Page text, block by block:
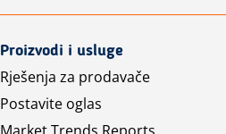
Proizvodi i usluge
Rješenja za prodavače
Postavite oglas